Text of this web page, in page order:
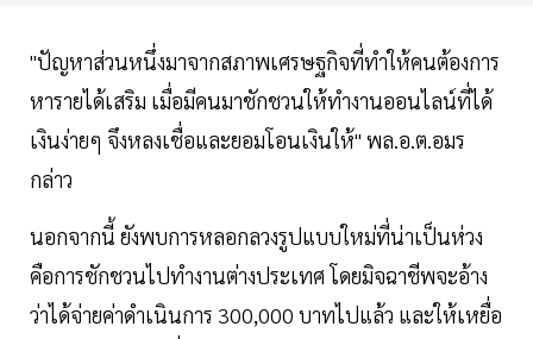
"ปัญหาส่วนหนึ่งมาจากสภาพเศรษฐกิจที่ทำให้คนต้องการ
หารายได้เสริม เมื่อมีคนมาชักชวนให้ทำงานออนไลน์ที่ได้
เงินง่ายๆ จึงหลงเชื่อและยอมโอนเงินให้" พล.อ.ต.อมร
กล่าว
นอกจากนี้ ยังพบการหลอกลวงรูปแบบใหม่ที่น่าเป็นห่วง
คือการชักชวนไปทำงานต่างประเทศ โดยมิจฉาชีพจะอ้าง
ว่าได้จ่ายค่าดำเนินการ 300,000 บาทไปแล้ว และให้เหยื่อ